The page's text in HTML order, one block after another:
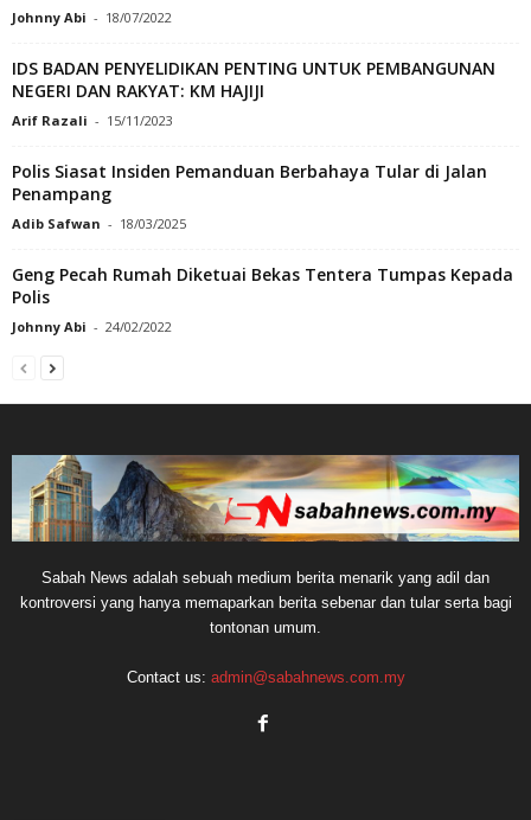
Johnny Abi - 18/07/2022
IDS BADAN PENYELIDIKAN PENTING UNTUK PEMBANGUNAN
NEGERI DAN RAKYAT: KM HAJIJI
Arif Razali - 15/11/2023
Polis Siasat Insiden Pemanduan Berbahaya Tular di Jalan
Penampang
Adib Safwan - 18/03/2025
Geng Pecah Rumah Diketuai Bekas Tentera Tumpas Kepada
Polis
Johnny Abi - 24/02/2022
Sabah News adalah sebuah medium berita menarik yang adil dan
kontroversi yang hanya memaparkan berita sebenar dan tular serta bagi
tontonan umum.
Contact us: admin@sabahnews.com.my